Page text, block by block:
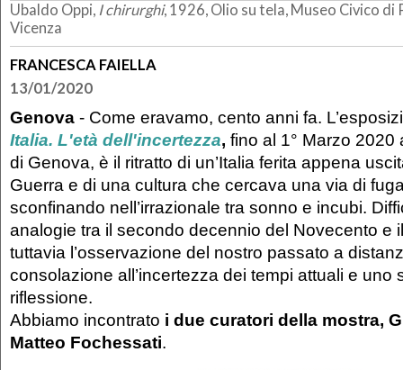
Ubaldo Oppi, I chirurghi, 1926, Olio su tela, Museo Civico di
Vicenza
FRANCESCA FAIELLA
13/01/2020
Genova - Come eravamo, cento anni fa.
Italia. L'età dell'incertezza, fino al 1° Marzo 2020
di Genova, è il ritratto di un’Italia ferita appena
Guerra e di una cultura che cercava una via di
sconfinando nell’irrazionale tra sonno e incubi.
analogie tra il secondo decennio del Novecento e
tuttavia l’osservazione del nostro passato a
consolazione all’incertezza dei tempi attuali e uno
riflessione.
Abbiamo incontrato i due curatori della mostra,
Matteo Fochessati.